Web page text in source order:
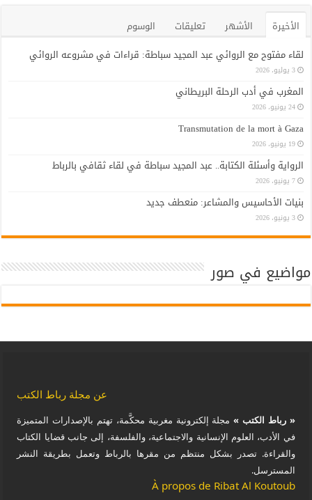
الأخيرة الأشهر تعليقات
الوسوم
لقاء مفتوح مع الروائي عبد المجيد سباطة: قراءات في مشروعه الروائي
3 يوليو، 2026
المغرب في أدب الرحلة البريطاني
24 يونيو، 2026
Transmutation de la mort à Gaza
19 يونيو، 2026
الرواية وأسئلة الكتابة.. عبد المجيد سباطة في لقاء ثقافي بالرباط
7 يونيو، 2026
بنيات الأحاسيس والمشاعر: منعطف جديد
3 يونيو، 2026
مواضيع في صور
عن مجلة رباط الكتب
« رباط الكتب »مجلة إلكترونية مغربية محكَّمة، تهتم بالإصدارات المتميزة
في الأدب، العلوم الإنسانية والاجتماعية، والفلسفة، إلى جانب قضايا الكتاب
والقراءة. تصدر بشكل منتظم من مقرها بالرباط وتعمل بطريقة النشر
المسترسل.
À propos de Ribat Al Koutoub